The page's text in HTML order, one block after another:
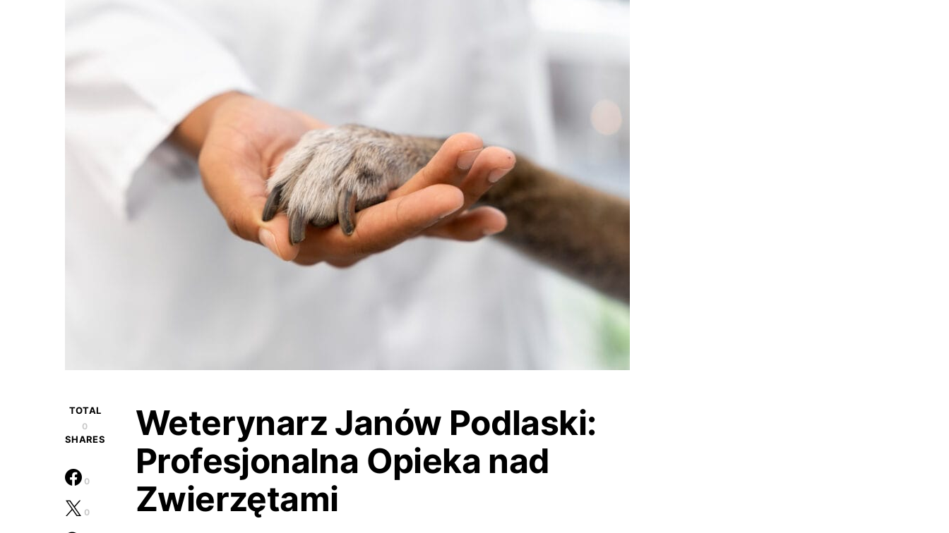
TOTAL
0
SHARES
0
0
Weterynarz Janów Podlaski:
Profesjonalna Opieka nad
Zwierzętami